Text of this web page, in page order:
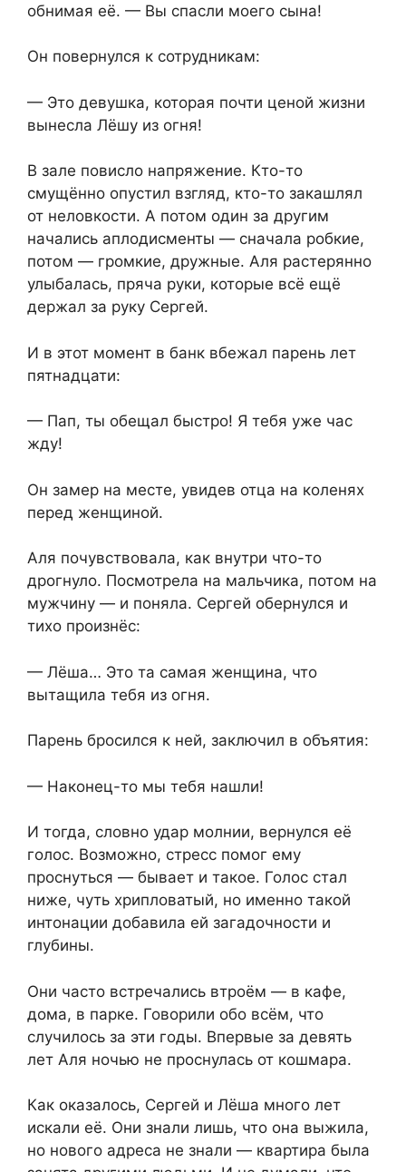
обнимая её. — Вы спасли моего сына!
Он повернулся к сотрудникам:
— Это девушка, которая почти ценой жизни
вынесла Лёшу из огня!
В зале повисло напряжение. Кто-то
смущённо опустил взгляд, кто-то закашлял
от неловкости. А потом один за другим
начались аплодисменты — сначала робкие,
потом — громкие, дружные. Аля растерянно
улыбалась, пряча руки, которые всё ещё
держал за руку Сергей.
И в этот момент в банк вбежал парень лет
пятнадцати:
— Пап, ты обещал быстро! Я тебя уже час
жду!
Он замер на месте, увидев отца на коленях
перед женщиной.
Аля почувствовала, как внутри что-то
дрогнуло. Посмотрела на мальчика, потом на
мужчину — и поняла. Сергей обернулся и
тихо произнёс:
— Лёша… Это та самая женщина, что
вытащила тебя из огня.
Парень бросился к ней, заключил в объятия:
— Наконец-то мы тебя нашли!
И тогда, словно удар молнии, вернулся её
голос. Возможно, стресс помог ему
проснуться — бывает и такое. Голос стал
ниже, чуть хрипловатый, но именно такой
интонации добавила ей загадочности и
глубины.
Они часто встречались втроём — в кафе,
дома, в парке. Говорили обо всём, что
случилось за эти годы. Впервые за девять
лет Аля ночью не проснулась от кошмара.
Как оказалось, Сергей и Лёша много лет
искали её. Они знали лишь, что она выжила,
но нового адреса не знали — квартира была